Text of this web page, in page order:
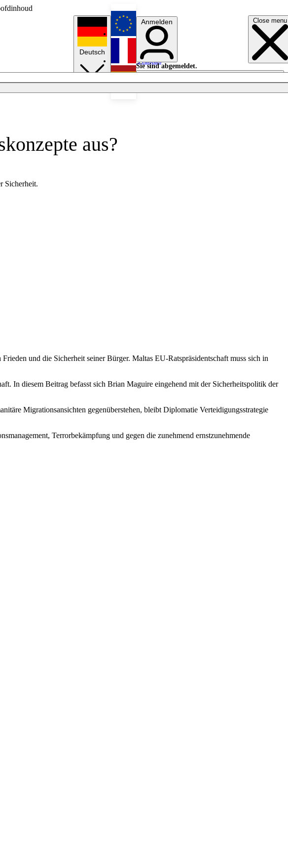
Close menu
Deutsch
English
Français
Anmelden
Sie sind abgemeldet.
Anmelden
Licht aus
aus?
Sicherheit.
und die Sicherheit seiner Bürger. Maltas EU-Ratspräsidentschaft muss sich in
In diesem Beitrag befasst sich Brian Maguire eingehend mit der Sicherheitspolitik der
Migrationsansichten gegenüberstehen, bleibt Diplomatie Verteidigungsstrategie
Terrorbekämpfung und gegen die zunehmend ernstzunehmende